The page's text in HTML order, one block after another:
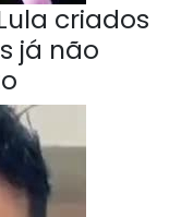
criados
já não